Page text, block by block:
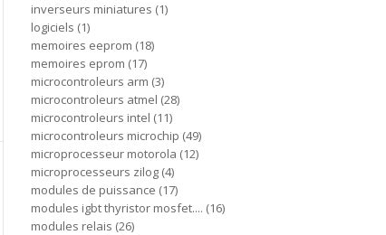
inverseurs miniatures 1
logiciels 1
memoires eeprom 18
memoires eprom 17
microcontroleurs arm 3
microcontroleurs atmel 28
microcontroleurs intel 11
microcontroleurs microchip 49
microprocesseur motorola 12
microprocesseurs zilog 4
modules de puissance 17
modules igbt thyristor mosfet.... 16
modules relais 26